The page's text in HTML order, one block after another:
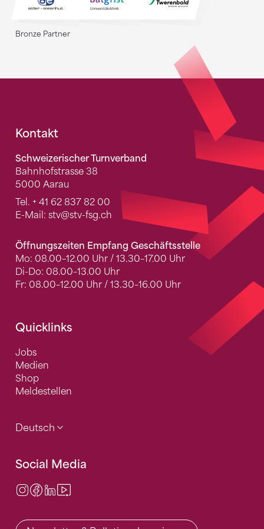
Bronze Partner
Fusszeile
Kontakt
Schweizerischer Turnverband
Bahnhofstrasse 38
5000 Aarau
Tel. + 41 62 837 82 00
E-Mail: stv@stv-fsg.ch
Öffnungszeiten Empfang Geschäftsstelle
Mo: 08.00–12.00 Uhr / 13.30–17.00 Uhr
Di-Do: 08.00–13.00 Uhr
Fr: 08.00–12.00 Uhr / 13.30–16.00 Uhr
Quicklinks
Jobs
Medien
Shop
Meldestellen
Deutsch
Social Media
Instagram
Facebook
LinkedIn